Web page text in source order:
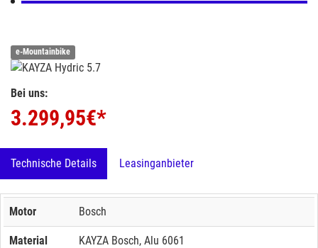
e-Mountainbike
Bei uns:
3.299,95€*
Technische Details Leasinganbieter
Motor Bosch
Material KAYZA Bosch, Alu 6061